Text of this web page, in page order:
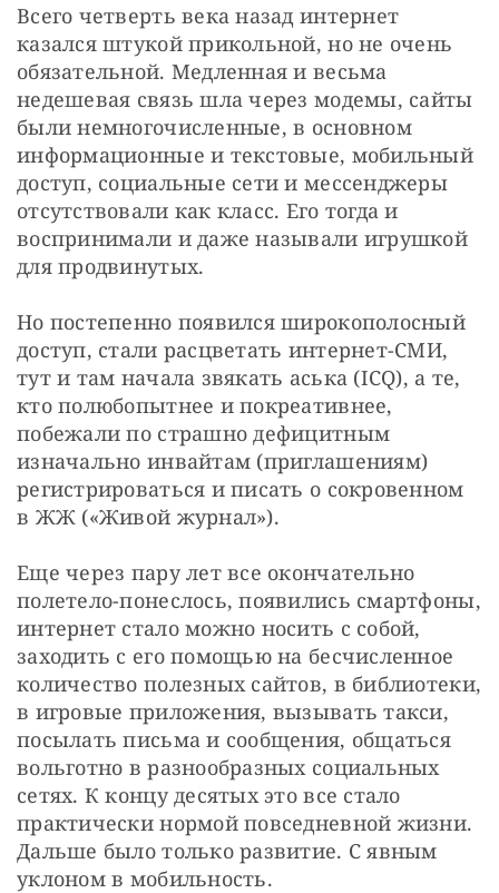
Всего четверть века назад интернет
казался штукой прикольной, но не очень
обязательной. Медленная и весьма
недешевая связь шла через модемы, сайты
были немногочисленные, в основном
информационные и текстовые, мобильный
доступ, социальные сети и мессенджеры
отсутствовали как класс. Его тогда и
воспринимали и даже называли игрушкой
для продвинутых.
Но постепенно появился широкополосный
доступ, стали расцветать интернет-СМИ,
тут и там начала звякать аська (ICQ), а те,
кто полюбопытнее и покреативнее,
побежали по страшно дефицитным
изначально инвайтам (приглашениям)
регистрироваться и писать о сокровенном
в ЖЖ («Живой журнал»).
Еще через пару лет все окончательно
полетело-понеслось, появились смартфоны,
интернет стало можно носить с собой,
заходить с его помощью на бесчисленное
количество полезных сайтов, в библиотеки,
в игровые приложения, вызывать такси,
посылать письма и сообщения, общаться
вольготно в разнообразных социальных
сетях. К концу десятых это все стало
практически нормой повседневной жизни.
Дальше было только развитие. С явным
уклоном в мобильность.